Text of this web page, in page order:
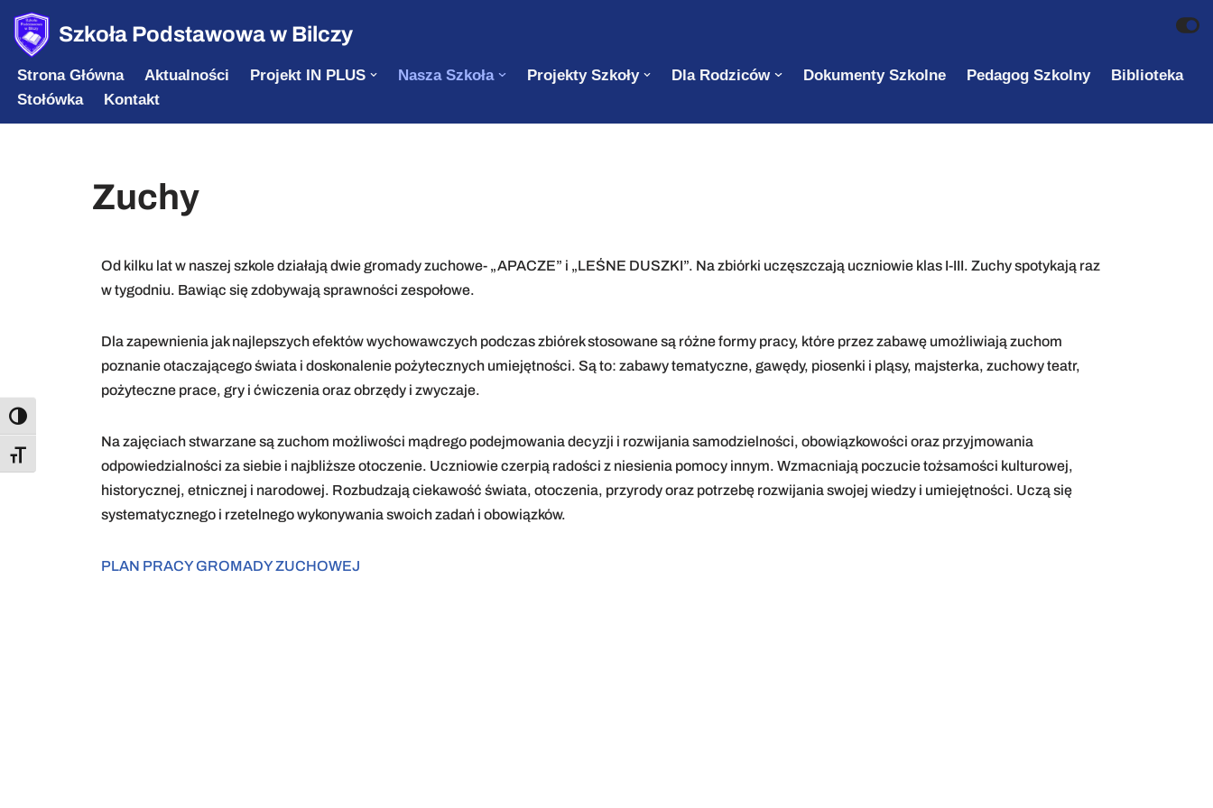
Toggle High Contrast
Toggle Font size
Przejdź
do
treści
Szkoła Podstawowa w Bilczy
Strona Główna Aktualności Projekt IN PLUS Nasza Szkoła Projekty Szkoły Dla Rodziców Dokumenty Szkolne Pedagog Szkolny
Biblioteka
Stołówka
Kontakt
Zuchy
Od kilku lat w naszej szkole działają dwie gromady zuchowe- „APACZE” i „LEŚNE DUSZKI”. Na zbiórki uczęszczają uczniowie klas I-III. Zuchy spotykają raz
w tygodniu. Bawiąc się zdobywają sprawności zespołowe.
Dla zapewnienia jak najlepszych efektów wychowawczych podczas zbiórek stosowane są różne formy pracy, które przez zabawę umożliwiają zuchom
poznanie otaczającego świata i doskonalenie pożytecznych umiejętności. Są to: zabawy tematyczne, gawędy, piosenki i pląsy, majsterka, zuchowy teatr,
pożyteczne prace, gry i ćwiczenia oraz obrzędy i zwyczaje.
Na zajęciach stwarzane są zuchom możliwości mądrego podejmowania decyzji i rozwijania samodzielności, obowiązkowości oraz przyjmowania
odpowiedzialności za siebie i najbliższe otoczenie. Uczniowie czerpią radości z niesienia pomocy innym. Wzmacniają poczucie tożsamości kulturowej,
historycznej, etnicznej i narodowej. Rozbudzają ciekawość świata, otoczenia, przyrody oraz potrzebę rozwijania swojej wiedzy i umiejętności. Uczą się
systematycznego i rzetelnego wykonywania swoich zadań i obowiązków.
PLAN PRACY GROMADY ZUCHOWEJ